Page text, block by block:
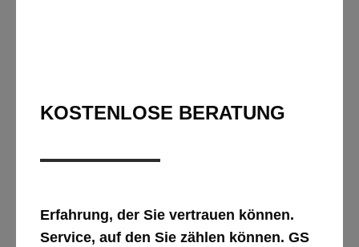
KOSTENLOSE BERATUNG
Erfahrung, der Sie vertrauen können.
Service, auf den Sie zählen können. GS